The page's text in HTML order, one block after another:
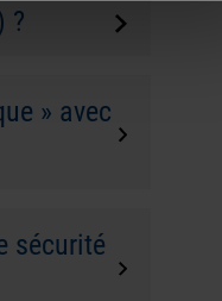
?
» avec
sécurité